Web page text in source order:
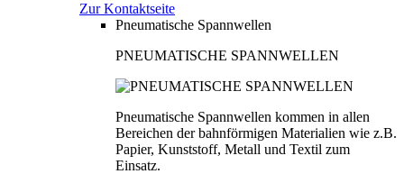
Zur Kontaktseite
Pneumatische Spannwellen
PNEUMATISCHE SPANNWELLEN
Pneumatische Spannwellen kommen in allen
Bereichen der bahnförmigen Materialien wie z.B.
Papier, Kunststoff, Metall und Textil zum
Einsatz.